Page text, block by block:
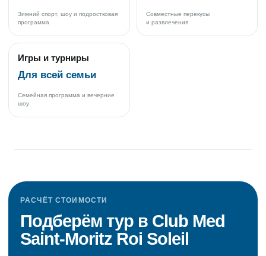
Зимний спорт, шоу и подростковая
программа
Совместные перекусы
и развлечения
Игры и турниры
Для всей семьи
Семейная программа и вечерние
шоу
РАСЧЁТ СТОИМОСТИ
Подберём тур в Club Med
Saint-Moritz Roi Soleil